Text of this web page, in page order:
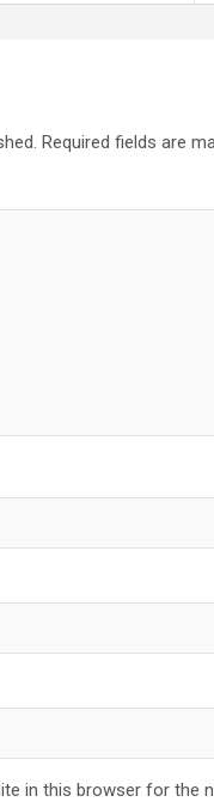
Required fields are
in this browser for the